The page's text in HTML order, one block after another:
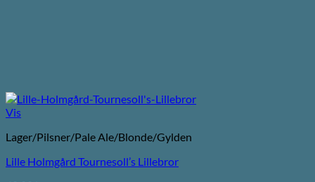
Vis
Lager/Pilsner/Pale Ale/Blonde/Gylden
Lille Holmgård Tournesoll’s Lillebror